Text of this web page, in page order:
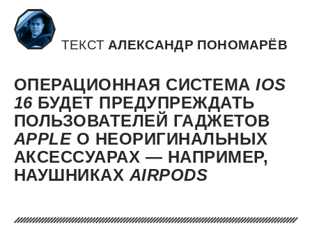
ТЕКСТ АЛЕКСАНДР ПОНОМАРЁВ
ОПЕРАЦИОННАЯ СИСТЕМАIOS
16БУДЕТ ПРЕДУПРЕЖДАТЬ
ПОЛЬЗОВАТЕЛЕЙ ГАДЖЕТОВ
APPLE О НЕОРИГИНАЛЬНЫХ
АКСЕССУАРАХ — НАПРИМЕР,
НАУШНИКАХ AIRPODS